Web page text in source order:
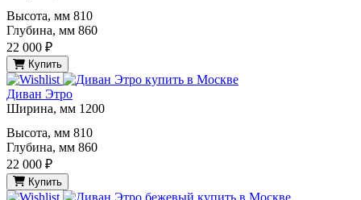
Высота, мм 810
Глубина, мм 860
22 000 ₽
Купить
Диван Этро
Ширина, мм 1200
Высота, мм 810
Глубина, мм 860
22 000 ₽
Купить